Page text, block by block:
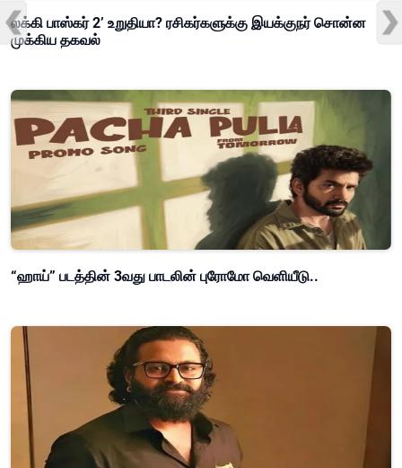
லக்கி பாஸ்கர் 2’ உறுதியா? ரசிகர்களுக்கு இயக்குநர் சொன்ன
முக்கிய தகவல்
“ஹாய்” படத்தின் 3வது பாடலின் புரோமோ வெளியீடு..